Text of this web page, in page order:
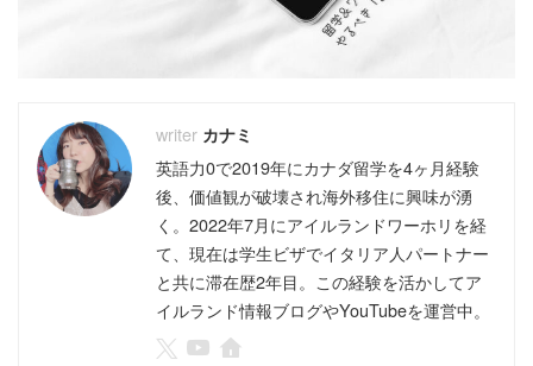
カナミ
英語力0で2019年にカナダ留学を4ヶ月経験
後、価値観が破壊され海外移住に興味が湧
く。2022年7月にアイルランドワーホリを経
て、現在は学生ビザでイタリア人パートナー
と共に滞在歴2年目。この経験を活かしてア
イルランド情報ブログやYouTubeを運営中。